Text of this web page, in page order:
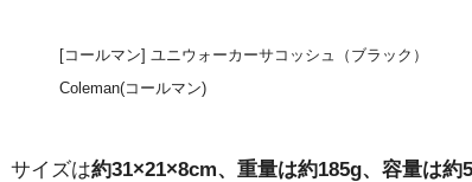
[コールマン] ユニウォーカーサコッシュ（ブラック）
Coleman(コールマン)
サイズは約31×21×8cm、重量は約185g、容量は約